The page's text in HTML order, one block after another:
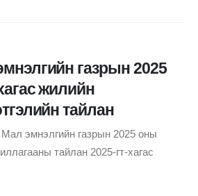
газрын 2025
жилийн
тайлан
эмнэлгийн газрын 2025 оны
тайлан 2025-гт-хагас